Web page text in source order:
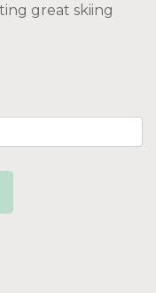
great skiing